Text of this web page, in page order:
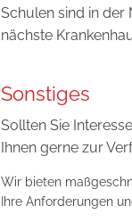
Schulen sind in der
nächste
Sonstiges
Sollten Sie
Ihnen gerne zur
Wir bieten
Ihre Anforderungen